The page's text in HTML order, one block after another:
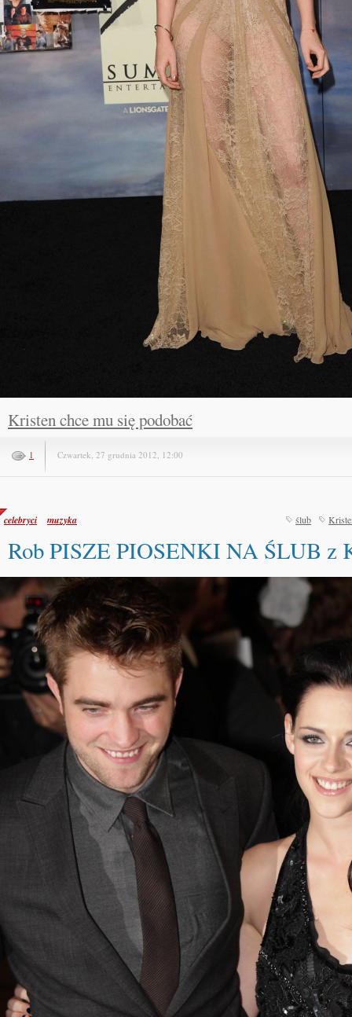
Kristen chce mu się podobać
1 Czwartek, 27 grudnia 2012, 12:00
celebryci muzyka ślub
Rob PISZE PIOSENKI NA ŚLUB z